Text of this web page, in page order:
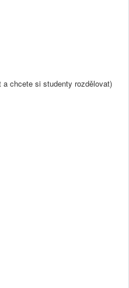
chcete si studenty rozdělovat)